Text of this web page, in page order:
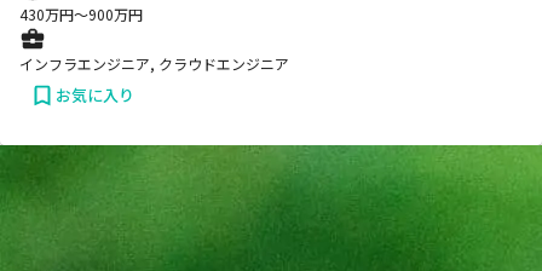
430万円〜900万円
インフラエンジニア, クラウドエンジニア
お気に入り